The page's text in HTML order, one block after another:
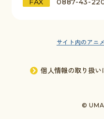
サイト内のアニ
個人情報の取り扱い
©